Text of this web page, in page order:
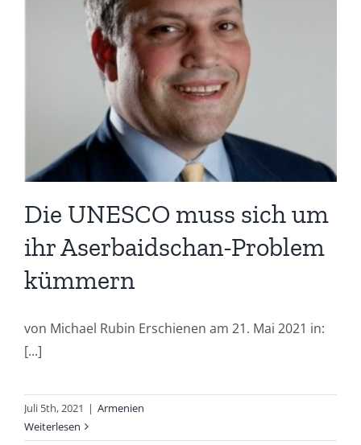
Die UNESCO muss sich um
ihr Aserbaidschan-Problem
kümmern
von Michael Rubin Erschienen am 21. Mai 2021 in:
[...]
Juli 5th, 2021 | Armenien
Weiterlesen